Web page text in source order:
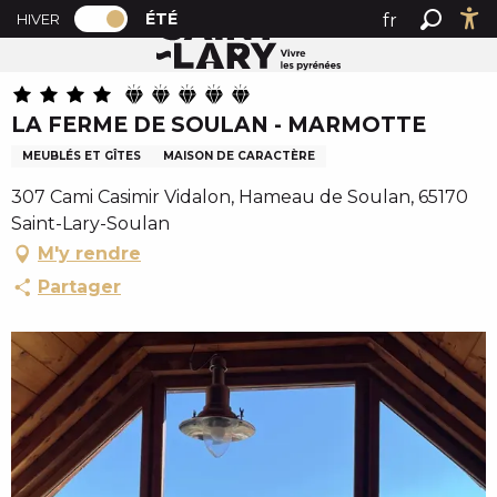
A
l
e
r
a
c
o
n
t
n
p
r
i
n
PAGE D’ACCUEIL ACTUELLE ÉTÉ : PASSER EN MODE
HIVER PAGE D’ACCUEIL ACTUELLE ÉTÉ :
ÉTÉ
fr
Accueil été LA FERME DE SOULAN - MARMOTTE
LA FERME DE SOULAN - MARMOTTE
MEUBLÉS ET GÎTES MAISON DE CARACTÈRE
307 Cami Casimir Vidalon, Hameau de Soulan, 65170
Saint-Lary-Soulan
M'y rendre
Partager